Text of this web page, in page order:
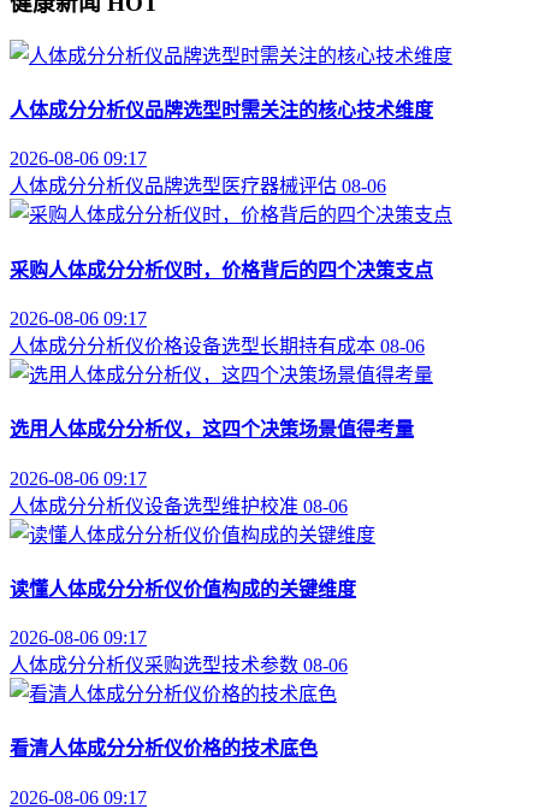
人体成分分析仪品牌选型时需关注的核心技术维度
2026-08-06 09:17
人体成分分析仪品牌选型 医疗器械评估 08-06
采购人体成分分析仪时，价格背后的四个决策支点
2026-08-06 09:17
人体成分分析仪价格设备选型长期持有成本 08-06
选用人体成分分析仪，这四个决策场景值得考量
2026-08-06 09:17
人体成分分析仪设备选型维护校准 08-06
读懂人体成分分析仪价值构成的关键维度
2026-08-06 09:17
人体成分分析仪采购选型技术参数 08-06
看清人体成分分析仪价格的技术底色
2026-08-06 09:17